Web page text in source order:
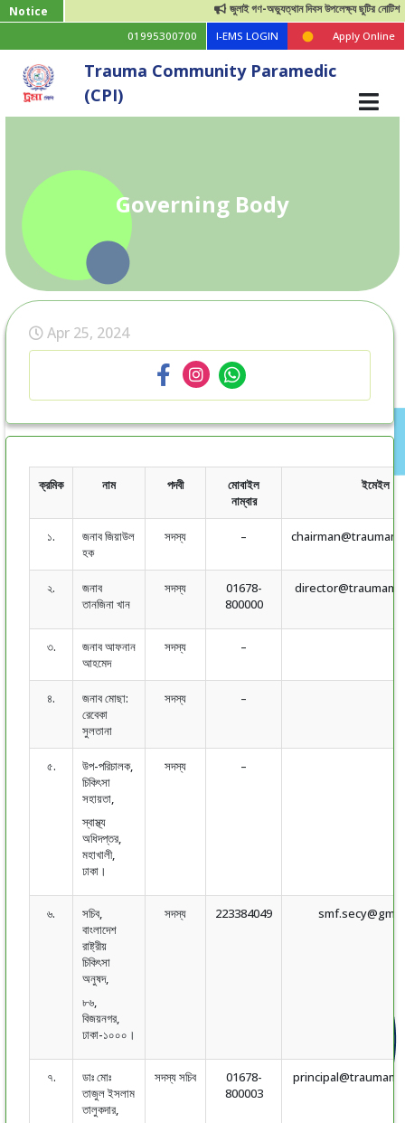
Notice জুলাই গণ-অভ্যুত্থান দিবস উপলেক্ষ্য ছুটির নোটিশ
01995300700 I-EMS LOGIN Apply Online
Trauma Community Paramedic
(CPI)
Governing Body
Apr 25, 2024
ক্রমিক নাম পদবী
মোবাইল
নাম্বার
ইমেইল
১.
জনাব জিয়াউল
হক
সদস্য –
২.
জনাব
তানজিনা খান
সদস্য
01678-
800000
৩.
জনাব আফনান
আহমেদ
সদস্য –
৪.
জনাব মোছা:
রেবেকা
সুলতানা
সদস্য –
৫.
উপ-পরিচালক,
চিকিৎসা
সহায়তা,
স্বাস্থ্য
অধিদপ্তর,
মহাখালী,
ঢাকা।
সদস্য –
৬.
সচিব,
বাংলাদেশ
রাষ্ট্রীয়
চিকিৎসা
অনুষদ,
৮৬,
বিজয়নগর,
ঢাকা-১০০০।
সদস্য 223384049
৭.
ডাঃ মোঃ
তাজুল ইসলাম
তালুকদার,
সদস্য সচিব
01678-
800003